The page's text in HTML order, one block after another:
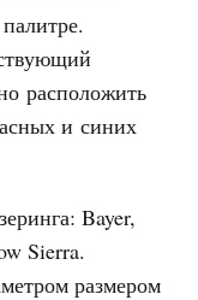
расположить
и синих
Bayer,
Sierra.
размером